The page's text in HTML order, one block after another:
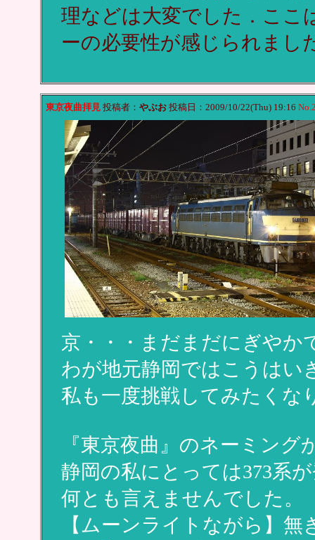
理などは大変でした．ここ
ーの必要性が感じられまし
東京夜曲拝見投稿者： やぶお投稿日：2009/10/22(Thu) 19:16
京・・・まだまだにぎやか
わが地元静岡ではこうはい
私も一度挑戦してみたくな
『東京夜曲』のネーミン
静岡の私にとっては373系
何とも言えませんでした。
【ムーンライトながら】無